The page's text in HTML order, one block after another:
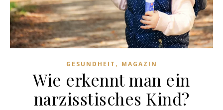
GESUNDHEIT , MAGAZIN
Wie erkennt man ein
narzisstisches Kind?